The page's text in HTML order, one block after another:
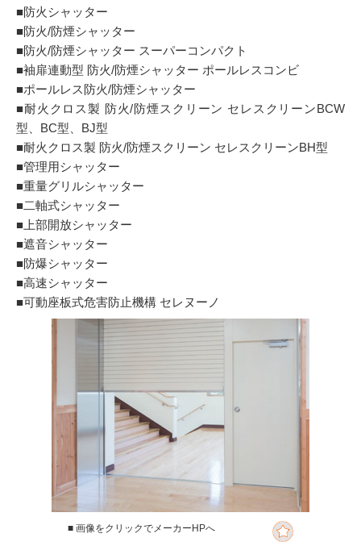
■防火シャッター
■防火/防煙シャッター
■防火/防煙シャッター スーパーコンパクト
■袖扉連動型 防火/防煙シャッター ポールレスコンビ
■ポールレス防火/防煙シャッター
■耐火クロス製 防火/防煙スクリーン セレスクリーンBCW
型、BC型、BJ型
■耐火クロス製 防火/防煙スクリーン セレスクリーンBH型
■管理用シャッター
■重量グリルシャッター
■二軸式シャッター
■上部開放シャッター
■遮音シャッター
■防爆シャッター
■高速シャッター
■可動座板式危害防止機構 セレヌーノ
■ 画像をクリックでメーカーHPへ